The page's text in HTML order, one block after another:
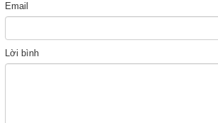
Email
Lời bình